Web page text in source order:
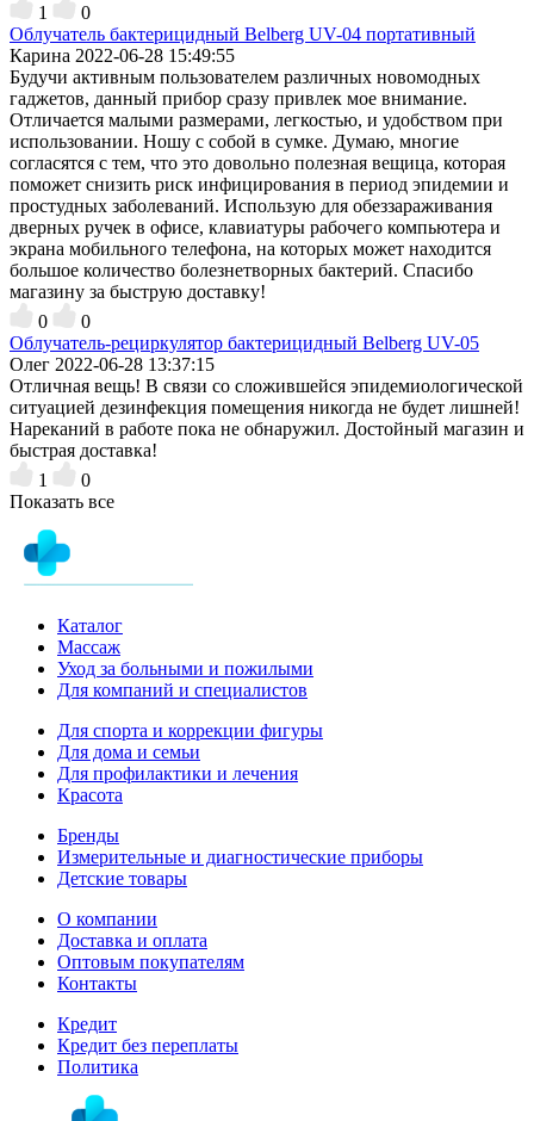
1
0
Облучатель бактерицидный Belberg UV-04 портативный
Карина 2022-06-28 15:49:55
Будучи активным пользователем различных новомодных
гаджетов, данный прибор сразу привлек мое внимание.
Отличается малыми размерами, легкостью, и удобством при
использовании. Ношу с собой в сумке. Думаю, многие
согласятся с тем, что это довольно полезная вещица, которая
поможет снизить риск инфицирования в период эпидемии и
простудных заболеваний. Использую для обеззараживания
дверных ручек в офисе, клавиатуры рабочего компьютера и
экрана мобильного телефона, на которых может находится
большое количество болезнетворных бактерий. Спасибо
магазину за быструю доставку!
0
0
Облучатель-рециркулятор бактерицидный Belberg UV-05
Олег 2022-06-28 13:37:15
Отличная вещь! В связи со сложившейся эпидемиологической
ситуацией дезинфекция помещения никогда не будет лишней!
Нареканий в работе пока не обнаружил. Достойный магазин и
быстрая доставка!
1
0
Показать все
Каталог
Массаж
Уход за больными и пожилыми
Для компаний и специалистов
Для спорта и коррекции фигуры
Для дома и семьи
Для профилактики и лечения
Красота
Бренды
Измерительные и диагностические приборы
Детские товары
О компании
Доставка и оплата
Оптовым покупателям
Контакты
Кредит
Кредит без переплаты
Политика